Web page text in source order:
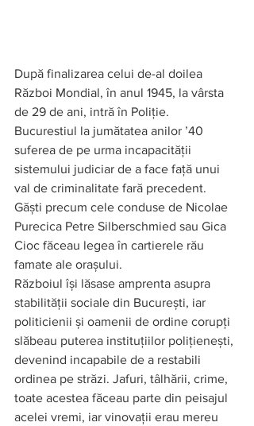
După finalizarea celui de-al doilea
Război Mondial, în anul 1945, la vârsta
de 29 de ani, intră în Poliție.
Bucurestiul la jumătatea anilor ’40
suferea de pe urma incapacității
sistemului judiciar de a face față unui
val de criminalitate fară precedent.
Găști precum cele conduse de Nicolae
Purecica Petre Silberschmied sau Gica
Cioc făceau legea în cartierele rău
famate ale orașului.
Războiul își lăsase amprenta asupra
stabilității sociale din București, iar
politicienii și oamenii de ordine corupți
slăbeau puterea instituțiilor polițienești,
devenind incapabile de a restabili
ordinea pe străzi. Jafuri, tâlhării, crime,
toate acestea făceau parte din peisajul
acelei vremi, iar vinovații erau mereu